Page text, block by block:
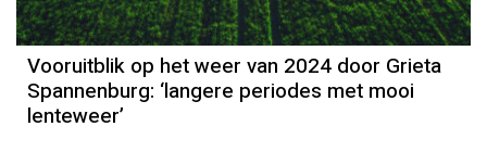
Vooruitblik op het weer van 2024 door Grieta
Spannenburg: ‘langere periodes met mooi
lenteweer’